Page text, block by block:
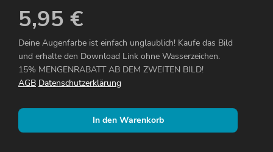
5,95 €
Deine Augenfarbe ist einfach unglaublich! Kaufe das Bild
und erhalte den Download Link ohne Wasserzeichen.
15% MENGENRABATT AB DEM ZWEITEN BILD!
AGB Datenschutzerklärung
In den Warenkorb